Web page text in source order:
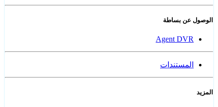
الوصول عن بساطة
Agent DVR
المستندات
المزيد